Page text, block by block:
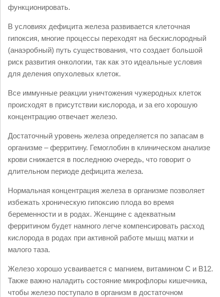
функционировать.
В условиях дефицита железа развивается клеточная
гипоксия, многие процессы переходят на бескислородный
(анаэробный) путь существования, что создает большой
риск развития онкологии, так как это идеальные условия
для деления опухолевых клеток.
Все иммунные реакции уничтожения чужеродных клеток
происходят в присутствии кислорода, и за его хорошую
концентрацию отвечает железо.
Достаточный уровень железа определяется по запасам в
организме – ферритину. Гемоглобин в клиническом анализе
крови снижается в последнюю очередь, что говорит о
длительном периоде дефицита железа.
Нормальная концентрация железа в организме позволяет
избежать хроническую гипоксию плода во время
беременности и в родах. Женщине с адекватным
ферритином будет намного легче компенсировать расход
кислорода в родах при активной работе мышц матки и
малого таза.
Железо хорошо усваивается с магнием, витамином С и В12.
Также важно наладить состояние микрофлоры кишечника,
чтобы железо поступало в организм в достаточном